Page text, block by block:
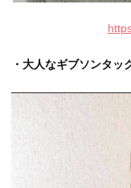
h
・大人なギブソンタッ